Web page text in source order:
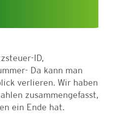
ID,
Da kann man
verlieren. Wir haben
zusammengefasst,
ein Ende hat.